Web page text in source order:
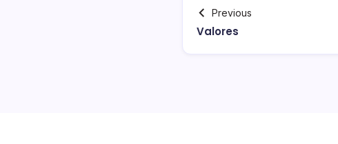
Previous
Valores